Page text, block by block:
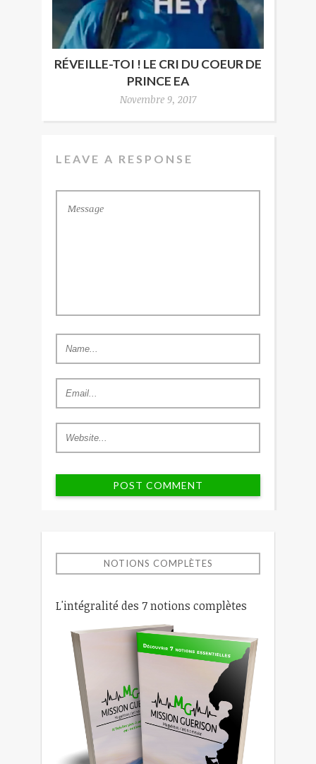
RÉVEILLE-TOI ! LE CRI DU COEUR DE
PRINCE EA
Novembre 9, 2017
LEAVE A RESPONSE
NOTIONS COMPLÈTES
L'intégralité des 7 notions complètes